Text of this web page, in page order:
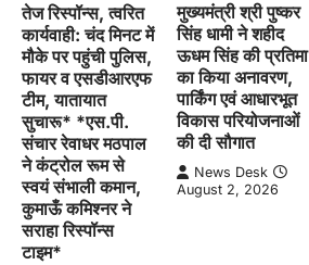
तेज रिस्पॉन्स, त्वरित
कार्यवाही: चंद मिनट में
मौके पर पहुंची पुलिस,
फायर व एसडीआरएफ
टीम, यातायात
सुचारू* *एस.पी.
संचार रेवाधर मठपाल
ने कंट्रोल रूम से
स्वयं संभाली कमान,
कुमाऊँ कमिश्नर ने
सराहा रिस्पॉन्स
टाइम*
मुख्यमंत्री श्री पुष्कर
सिंह धामी ने शहीद
ऊधम सिंह की प्रतिमा
का किया अनावरण,
पार्किंग एवं आधारभूत
विकास परियोजनाओं
की दी सौगात
News Desk
August 2, 2026